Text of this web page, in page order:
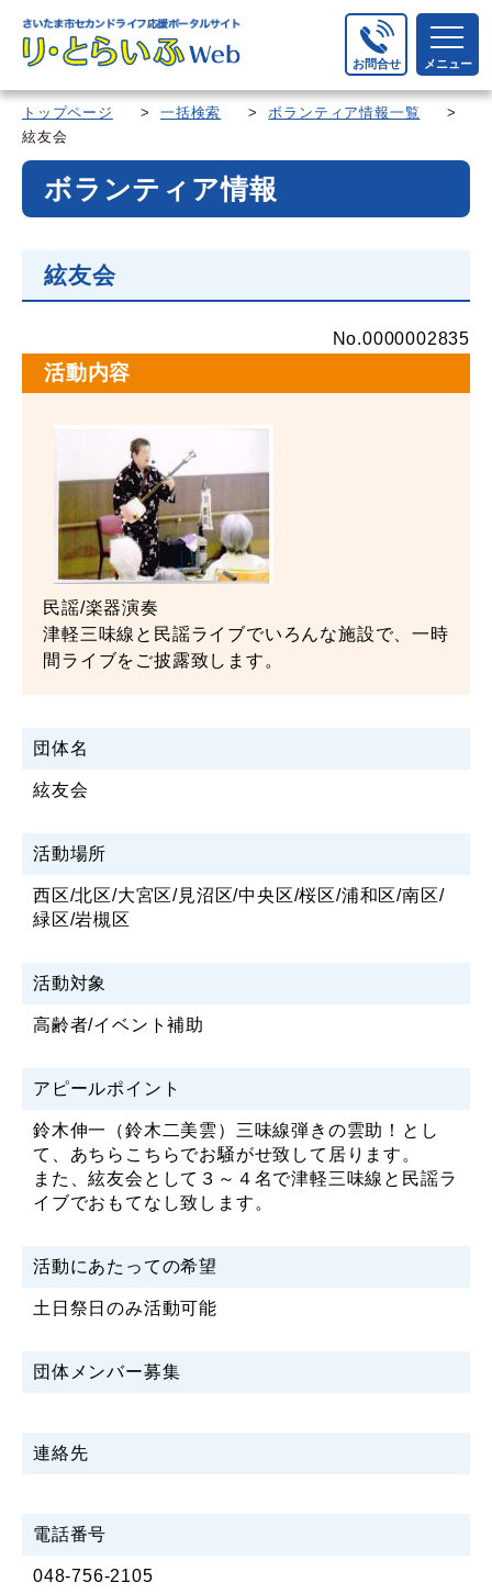
お問合せ メニュー
トップページ >一括検索 >ボランティア情報一覧
>
絃友会
ボランティア情報
絃友会
No.0000002835
活動内容
民謡/楽器演奏
津軽三味線と民謡ライブでいろんな施設で、一時
間ライブをご披露致します。
団体名
絃友会
活動場所
西区/北区/大宮区/見沼区/中央区/桜区/浦和区/南区/
緑区/岩槻区
活動対象
高齢者/イベント補助
アピールポイント
鈴木伸一（鈴木二美雲）三味線弾きの雲助！とし
て、あちらこちらでお騒がせ致して居ります。
また、絃友会として３～４名で津軽三味線と民謡ラ
イブでおもてなし致します。
活動にあたっての希望
土日祭日のみ活動可能
団体メンバー募集
連絡先
電話番号
048-756-2105